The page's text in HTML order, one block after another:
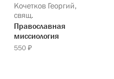
Кочетков Георгий,
свящ.
Православная
миссиология
550 ₽